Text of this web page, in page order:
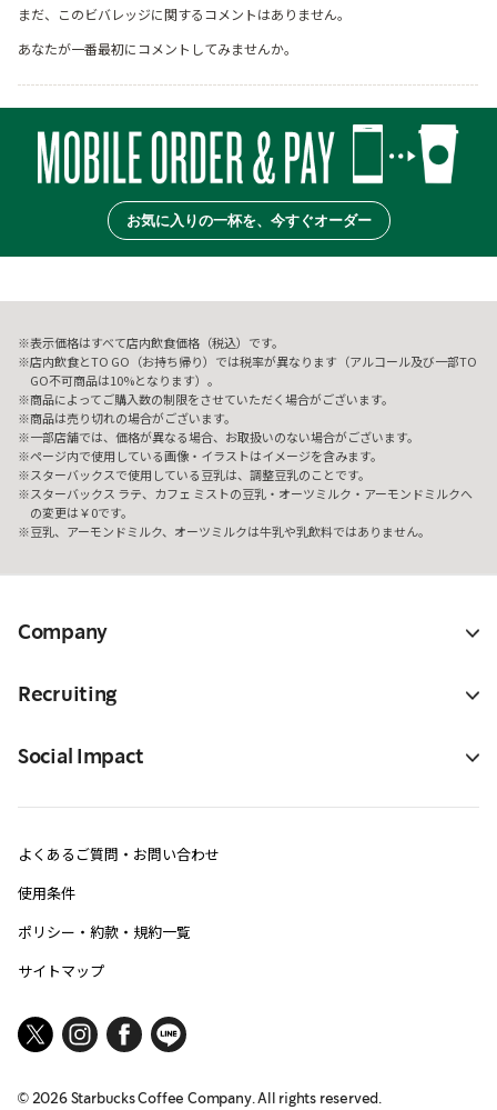
まだ、このビバレッジに関するコメントはありません。
あなたが一番最初にコメントしてみませんか。
お気に入りの一杯を、今すぐオーダー
表示価格はすべて店内飲食価格（税込）です。
店内飲食とTO GO（お持ち帰り）では税率が異なります（アルコール及び一部TO
GO不可商品は10%となります）。
商品によってご購入数の制限をさせていただく場合がございます。
商品は売り切れの場合がございます。
一部店舗では、価格が異なる場合、お取扱いのない場合がございます。
ページ内で使用している画像・イラストはイメージを含みます。
スターバックスで使用している豆乳は、調整豆乳のことです。
スターバックス ラテ、カフェ ミストの豆乳・オーツミルク・アーモンドミルクへ
の変更は￥0です。
豆乳、アーモンドミルク、オーツミルクは牛乳や乳飲料ではありません。
Company
Recruiting
Social Impact
よくあるご質問・お問い合わせ
使用条件
ポリシー・約款・規約一覧
サイトマップ
© 2026Starbucks Coffee Company. All rights reserved.